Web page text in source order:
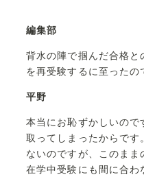
編集部
背水の陣で掴んだ合格と
を再受験するに至ったの
平野
本当にお恥ずかしいの
取ってしまったからです
ないのですが、このま
在学中受験にも間に合わ